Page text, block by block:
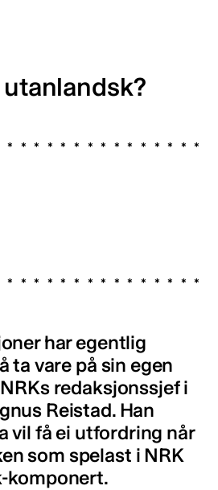
har egentlig
ta vare på sin egen
redaksjonssjef i
Reistad. Han
vil få ei utfordring når
som spelast i NRK
komponert.